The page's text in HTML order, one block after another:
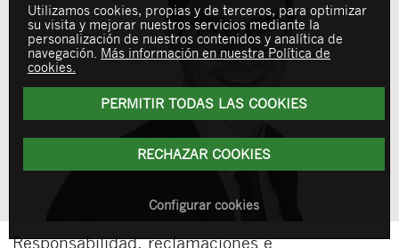
Responsabilidad, reclamaciones e
Utilizamos cookies, propias y de terceros, para optimizar
su visita y mejorar nuestros servicios mediante la
personalización de nuestros contenidos y analítica de
navegación. Más información en nuestra Política de
cookies.
PERMITIR TODAS LAS COOKIES
RECHAZAR COOKIES
Configurar cookies